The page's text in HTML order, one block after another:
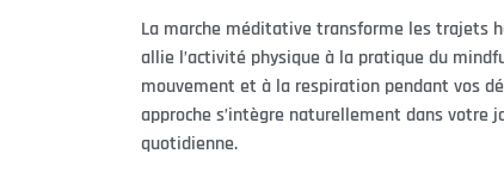
La marche méditative transforme les trajets
allie l’activité physique à la pratique du
mouvement et à la respiration pendant vos
approche s’intègre naturellement dans
quotidienne.